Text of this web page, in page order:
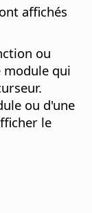
affichés
ou
module qui
ou d'une
le